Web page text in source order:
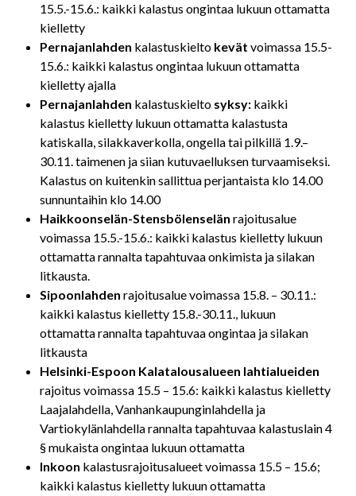
15.5.-15.6.: kaikki kalastus ongintaa lukuun ottamatta
kielletty
Pernajanlahden kalastuskielto kevät voimassa 15.5-
15.6.: kaikki kalastus ongintaa lukuun ottamatta
kielletty ajalla
Pernajanlahden kalastuskielto syksy: kaikki
kalastus kielletty lukuun ottamatta kalastusta
katiskalla, silakkaverkolla, ongella tai pilkillä 1.9.–
30.11. taimenen ja siian kutuvaelluksen turvaamiseksi.
Kalastus on kuitenkin sallittua perjantaista klo 14.00
sunnuntaihin klo 14.00
Haikkoonselän-Stensbölenselän rajoitusalue
voimassa 15.5.-15.6.: kaikki kalastus kielletty lukuun
ottamatta rannalta tapahtuvaa onkimista ja silakan
litkausta.
Sipoonlahden rajoitusalue voimassa 15.8. – 30.11.:
kaikki kalastus kielletty 15.8.-30.11., lukuun
ottamatta rannalta tapahtuvaa ongintaa ja silakan
litkausta
Helsinki-Espoon Kalatalousalueen lahtialueiden
rajoitus voimassa 15.5 – 15.6: kaikki kalastus kielletty
Laajalahdella, Vanhankaupunginlahdella ja
Vartiokylänlahdella rannalta tapahtuvaa kalastuslain 4
§ mukaista ongintaa lukuun ottamatta
Inkoon kalastusrajoitusalueet voimassa 15.5 – 15.6;
kaikki kalastus kielletty lukuun ottamatta